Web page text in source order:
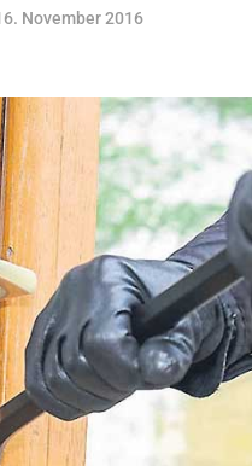
November 2016